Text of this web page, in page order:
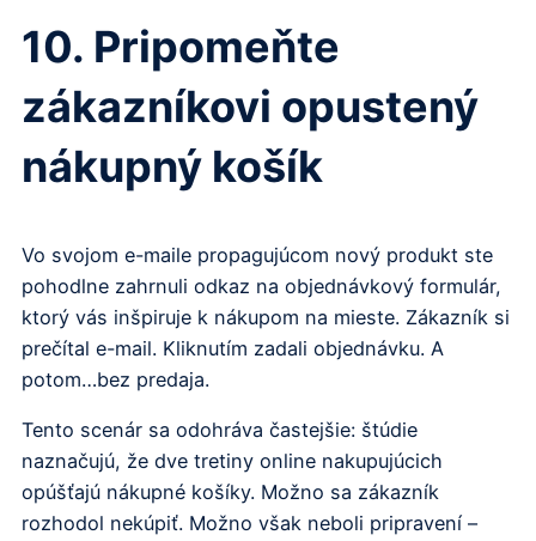
10. Pripomeňte
zákazníkovi opustený
nákupný košík
Vo svojom e-maile propagujúcom nový produkt ste
pohodlne zahrnuli odkaz na objednávkový formulár,
ktorý vás inšpiruje k nákupom na mieste. Zákazník si
prečítal e-mail. Kliknutím zadali objednávku. A
potom…bez predaja.
Tento scenár sa odohráva častejšie: štúdie
naznačujú, že dve tretiny online nakupujúcich
opúšťajú nákupné košíky. Možno sa zákazník
rozhodol nekúpiť. Možno však neboli pripravení –